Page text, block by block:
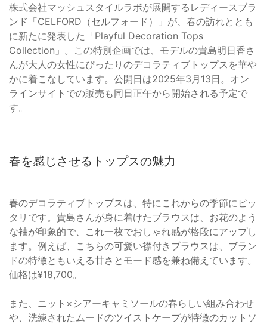
株式会社マッシュスタイルラボが展開するレディースブラ
ンド「CELFORD（セルフォード）」が、春の訪れととも
に新たに発表した「Playful Decoration Tops
Collection」。この特別企画では、モデルの貴島明日香さ
んが大人の女性にぴったりのデコラティブトップスを華や
かに着こなしています。公開日は2025年3月13日。オン
ラインサイトでの販売も同日正午から開始される予定で
す。
春を感じさせるトップスの魅力
春のデコラティブトップスは、特にこれからの季節にピッ
タリです。貴島さんが身に着けたブラウスは、お花のよう
な袖が印象的で、これ一枚でおしゃれ感が格段にアップし
ます。例えば、こちらの可愛い襟付きブラウスは、ブラン
ドの特徴ともいえる甘さとモード感を兼ね備えています。
価格は¥18,700。
また、ニット×シアーキャミソールの春らしい組み合わせ
や、洗練されたムードのツイストケープが特徴のカットソ